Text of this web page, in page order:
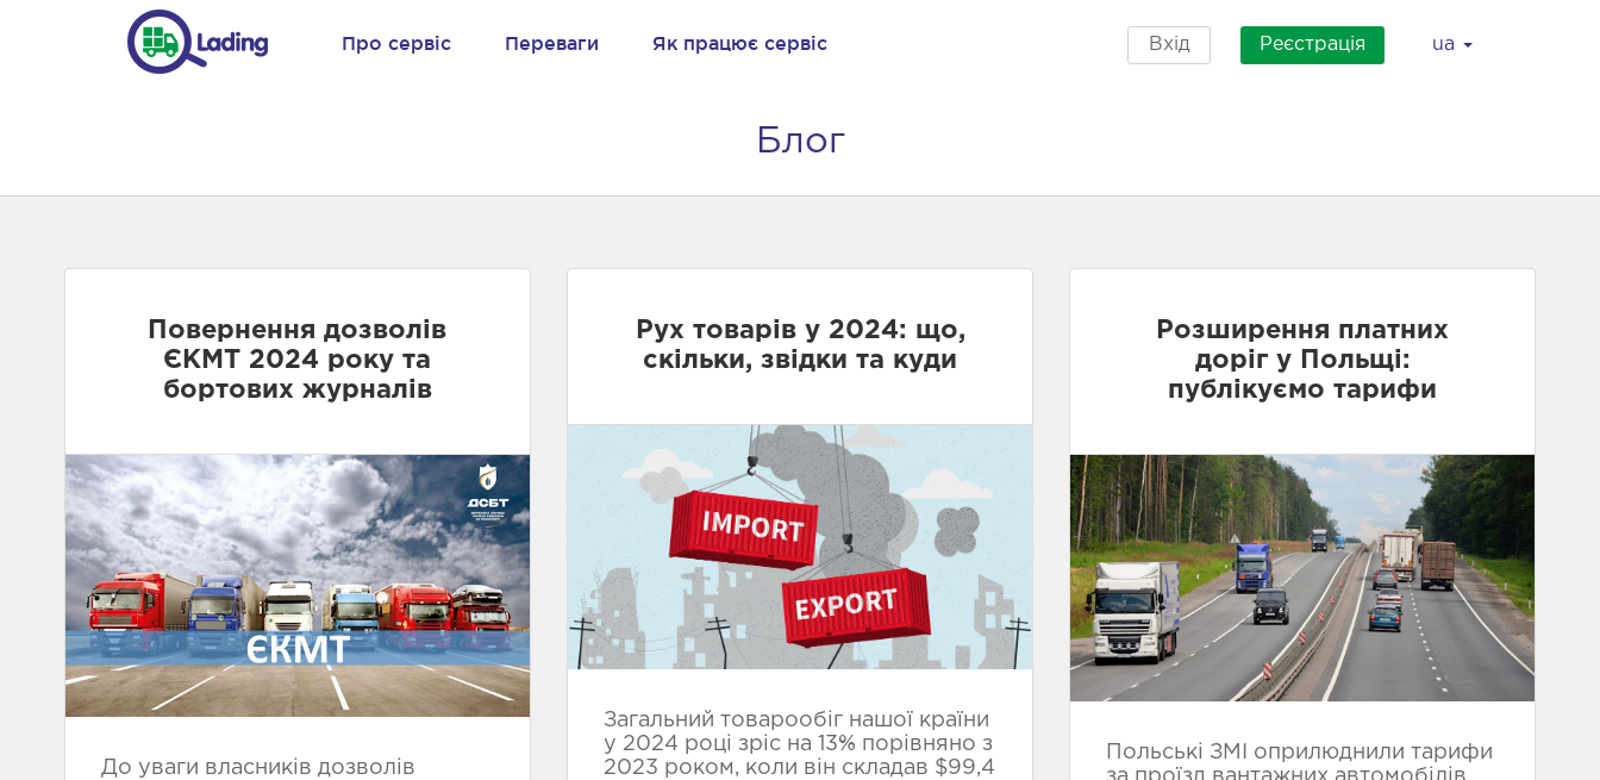
Про сервіс Переваги Як працює сервіс ua
Вхід Реєстрація
Блог
Повернення дозволів
ЄКМТ 2024 року та
бортових журналів
До уваги власників дозволів
Рух товарів у 2024: що,
скільки, звідки та куди
Загальний товарообіг нашої країни
у 2024 році зріс на 13% порівняно з
2023 роком, коли він складав $99,4
Розширення платних
доріг у Польщі:
публікуємо тарифи
Польські ЗМІ оприлюднили тарифи
за проїзд вантажних автомобілів